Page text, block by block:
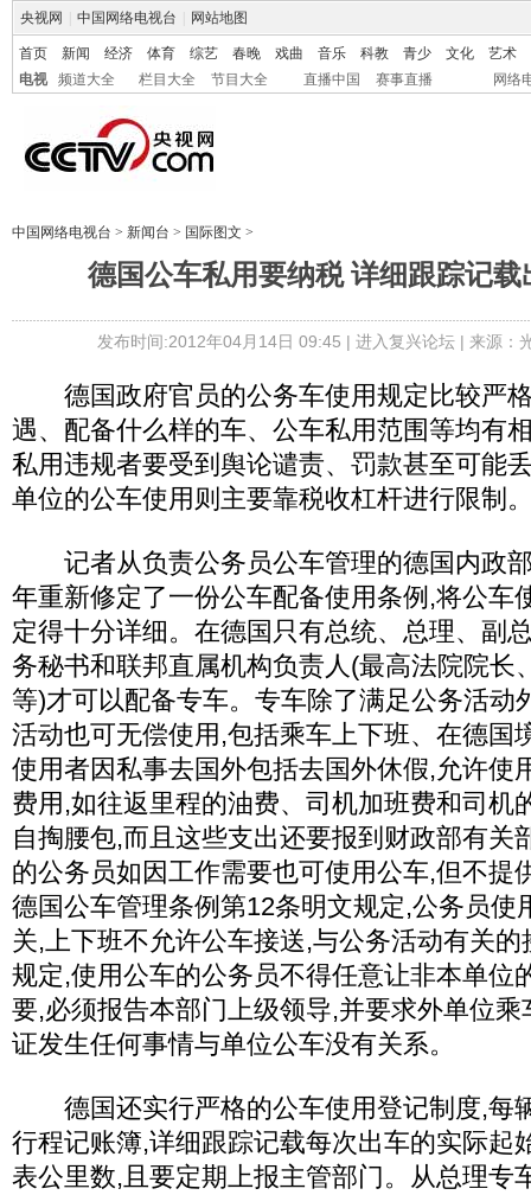
央视网 中国网络电视台 网站地图
首页 新闻 经济 体育 综艺 春晚 戏曲 音乐 科教 青少 文化
艺术
电视
频道大全 栏目大全 节目大全 直播中国 赛事直播 网络
中国网络电视台 > 新闻台 > 国际图文 >
德国公车私用要纳税 详细跟踪记载
发布时间:2012年04月14日 09:45 | 进入复兴论坛| 来源：
德国政府官员的公务车使用规定比较严
遇、配备什么样的车、公车私用范围等均有
私用违规者要受到舆论谴责、罚款甚至可能
单位的公车使用则主要靠税收杠杆进行限制
记者从负责公务员公车管理的德国内政
年重新修定了一份公车配备使用条例,将公车
定得十分详细。在德国只有总统、总理、副
务秘书和联邦直属机构负责人(最高法院院长
等)才可以配备专车。专车除了满足公务活动
活动也可无偿使用,包括乘车上下班、在德国
使用者因私事去国外包括去国外休假,允许使
费用,如往返里程的油费、司机加班费和司机
自掏腰包,而且这些支出还要报到财政部有关
的公务员如因工作需要也可使用公车,但不提
德国公车管理条例第12条明文规定,公务员使
关,上下班不允许公车接送,与公务活动有关
规定,使用公车的公务员不得任意让非本单位
要,必须报告本部门上级领导,并要求外单位
证发生任何事情与单位公车没有关系。
德国还实行严格的公车使用登记制度,每
行程记账簿,详细跟踪记载每次出车的实际起
表公里数,且要定期上报主管部门。从总理专